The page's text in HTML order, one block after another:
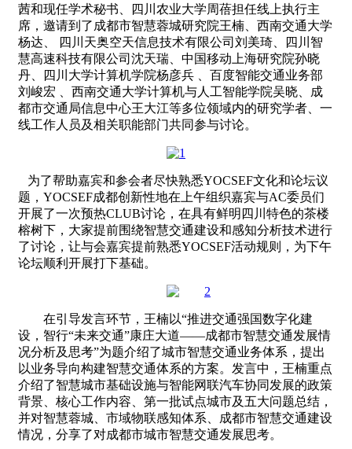
茜和现任学术秘书、四川农业大学周蓓担任线上执行主
席，邀请到了成都市智慧蓉城研究院王楠、西南交通大学
杨达、
四川天奥空天信息技术有限公司刘美琦、四川智
慧高速科技有限公司沈天瑞、中国移动上海研究院孙晓
丹、四川大学计算机学院杨彦兵
、百度智能交通业务部
刘峻宏
、西南交通大学计算机与人工智能学院吴晓、成
都市交通局信息中心王大江等多位领域内的研究学者、一
线工作人员及相关职能部门共同参与讨论。
为了帮助嘉宾和参会者尽快熟悉YOCSEF文化和论坛议
题 ， YOCSEF成都创新性地在上午组织嘉宾与AC委员们
开展了一次预热CLUB讨论， 在具有鲜明四川特色的茶楼
榕树下 ， 大家提前围绕智慧交通建设和感知分析技术进行
了讨论， 让与会嘉宾提前熟悉YOCSEF活动规则， 为下午
论坛顺利开展打下基础。
在引导发言环节，王楠以“推进交通强国数字化建
设，智行“未来交通”康庄大道——成都市智慧交通发展情
况分析及思考”为题介绍了城市智慧交通业务体系，提出
以业务导向构建智慧交通体系的方案。发言中，王楠重点
介绍了智慧城市基础设施与智能网联汽车协同发展的政策
背景、核心工作内容、第一批试点城市及五大问题总结，
并对智慧蓉城、市域物联感知体系、成都市智慧交通建设
情况，分享了对成都市城市智慧交通发展思考。